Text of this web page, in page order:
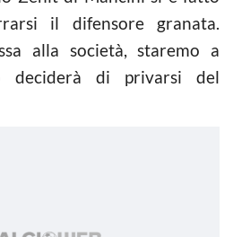
il difensore granata.
alla società, staremo a
deciderà di privarsi del